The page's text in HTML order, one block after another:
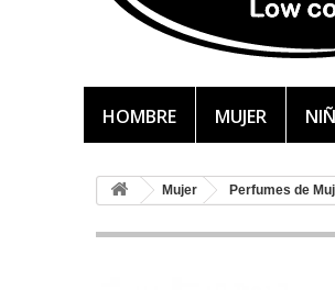
HOMBRE MUJER
Mujer Perfumes de